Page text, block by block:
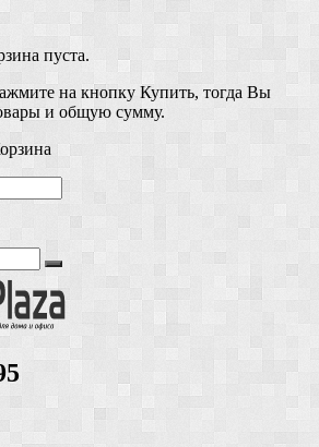
пуста.
на кнопку Купить, тогда Вы
и общую сумму.